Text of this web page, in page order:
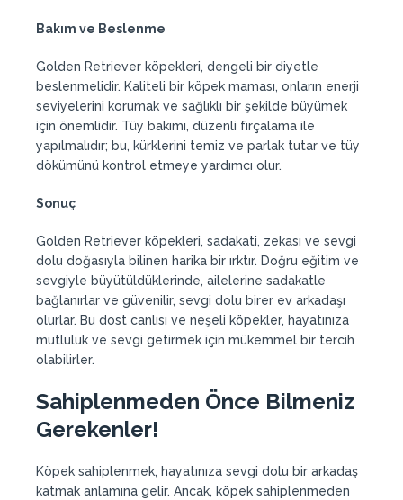
Bakım ve Beslenme
Golden Retriever köpekleri, dengeli bir diyetle
beslenmelidir. Kaliteli bir köpek maması, onların enerji
seviyelerini korumak ve sağlıklı bir şekilde büyümek
için önemlidir. Tüy bakımı, düzenli fırçalama ile
yapılmalıdır; bu, kürklerini temiz ve parlak tutar ve tüy
dökümünü kontrol etmeye yardımcı olur.
Sonuç
Golden Retriever köpekleri, sadakati, zekası ve sevgi
dolu doğasıyla bilinen harika bir ırktır. Doğru eğitim ve
sevgiyle büyütüldüklerinde, ailelerine sadakatle
bağlanırlar ve güvenilir, sevgi dolu birer ev arkadaşı
olurlar. Bu dost canlısı ve neşeli köpekler, hayatınıza
mutluluk ve sevgi getirmek için mükemmel bir tercih
olabilirler.
Sahiplenmeden Önce Bilmeniz
Gerekenler!
Köpek sahiplenmek, hayatınıza sevgi dolu bir arkadaş
katmak anlamına gelir. Ancak, köpek sahiplenmeden